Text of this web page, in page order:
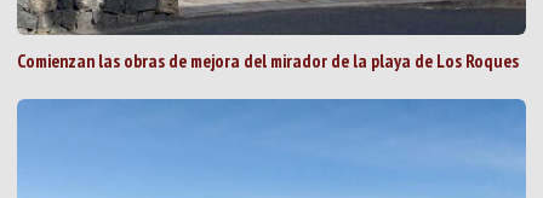
Comienzan las obras de mejora del mirador de la playa de Los Roques